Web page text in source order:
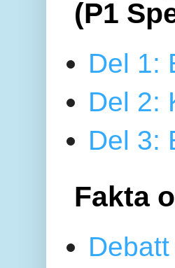
(P1
Del 1:
Del 2:
Del 3:
Fakta